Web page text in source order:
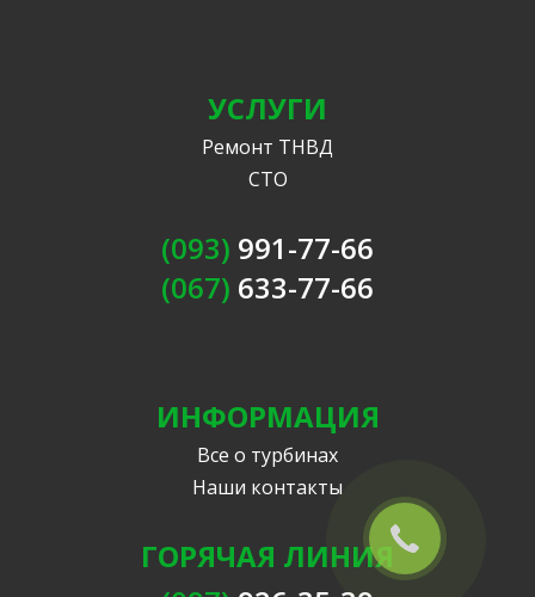
УСЛУГИ
Ремонт ТНВД
СТО
(093) 991-77-66
(067) 633-77-66
ИНФОРМАЦИЯ
Все о турбинах
Наши контакты
ГОРЯЧАЯ ЛИНИЯ